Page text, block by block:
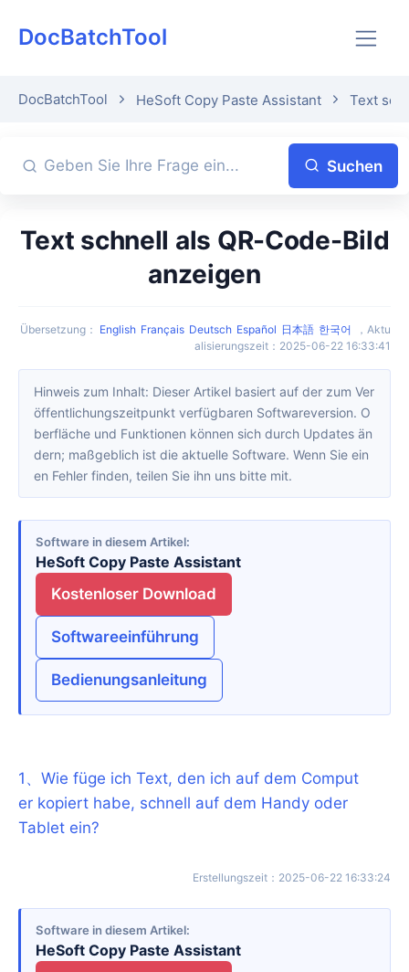
DocBatchTool
DocBatchTool HeSoft Copy Paste Assistant Text
Suchen
Text schnell als QR-Code-Bild
anzeigen
Übersetzung ： English Français Deutsch Español 日本語 한국어 ， Aktu
alisierungszeit ： 2025-06-22 16:33:41
Hinweis zum Inhalt: Dieser Artikel basiert auf der zum Ver
öffentlichungszeitpunkt verfügbaren Softwareversion. O
berfläche und Funktionen können sich durch Updates än
dern; maßgeblich ist die aktuelle Software. Wenn Sie ein
en Fehler finden, teilen Sie ihn uns bitte mit.
Software in diesem Artikel
HeSoft Copy Paste Assistant
Kostenloser Download
Softwareeinführung
Bedienungsanleitung
1 、 Wie füge ich Text, den ich auf dem Comput
er kopiert habe, schnell auf dem Handy oder
Tablet ein?
Erstellungszeit ： 2025-06-22 16:33:24
Software in diesem Artikel
HeSoft Copy Paste Assistant